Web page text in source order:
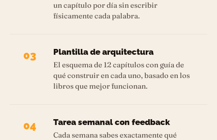
un capítulo por día sin escribir
físicamente cada palabra.
03 Plantilla de arquitectura
El esquema de 12 capítulos con guía de
qué construir en cada uno, basado en los
libros que mejor funcionan.
04 Tarea semanal con feedback
Cada semana sabes exactamente qué